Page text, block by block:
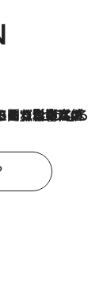
く？《エネルギー専門家に聞く“どうなる日本の暮らし”》